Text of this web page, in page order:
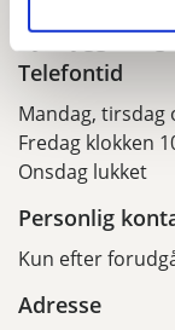
By, Byggeri
Telefontid
Mandag, tirsdag
Fredag klokken
Onsdag lukket
Personlig
Kun efter
Adresse